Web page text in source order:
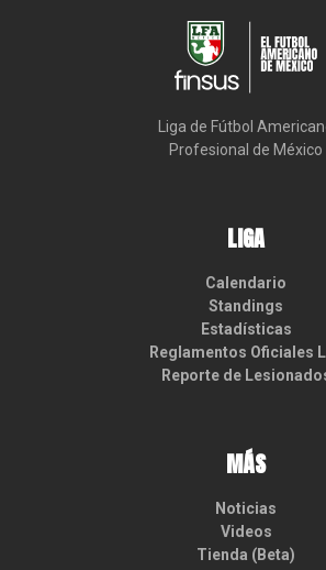
Liga de Fútbol
Profesional de México
LIGA
Calendario
Standings
Estadísticas
Reglamentos Oficiales
Reporte de
MÁS
Noticias
Videos
Tienda (Beta)